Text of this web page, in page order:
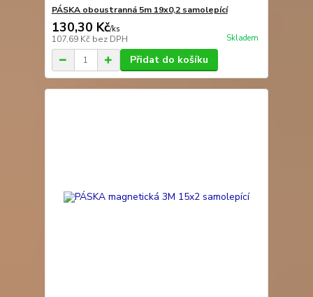
PÁSKA oboustranná 5m 19x0,2 samolepící
130,30 Kč/ks
107,69 Kč bez DPH Skladem
Přidat do košíku